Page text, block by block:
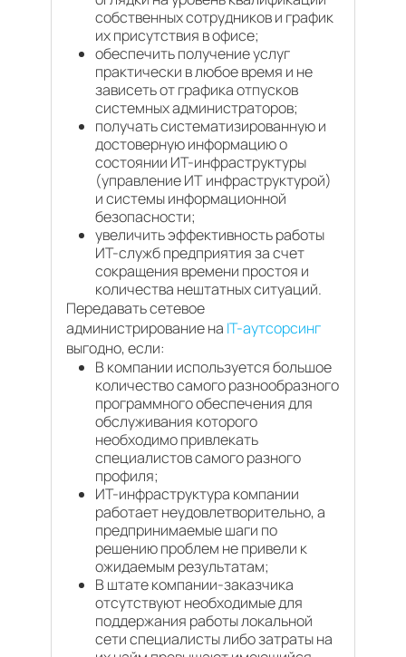
собственных сотрудников и график
их присутствия в офисе;
обеспечить получение услуг
практически в любое время и не
зависеть от графика отпусков
системных администраторов;
получать систематизированную и
достоверную информацию о
состоянии ИТ-инфраструктуры
(управление ИТ инфраструктурой)
и системы информационной
безопасности;
увеличить эффективность работы
ИТ-служб предприятия за счет
сокращения времени простоя и
количества нештатных ситуаций.
Передавать сетевое
администрирование на IT-аутсорсинг
выгодно, если:
В компании используется большое
количество самого разнообразного
программного обеспечения для
обслуживания которого
необходимо привлекать
специалистов самого разного
профиля;
ИТ-инфраструктура компании
работает неудовлетворительно, а
предпринимаемые шаги по
решению проблем не привели к
ожидаемым результатам;
В штате компании-заказчика
отсутствуют необходимые для
поддержания работы локальной
сети специалисты либо затраты на